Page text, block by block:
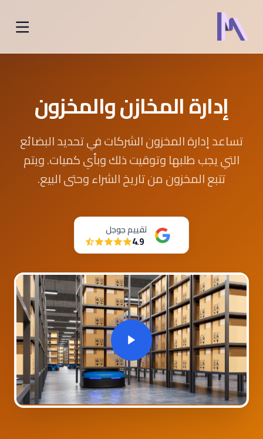
إدارة المخازن والمخزون
تساعد إدارة المخزون الشركات في تحديد البضائع
التي يجب طلبها وتوقيت ذلك وبأي كميات. ويتم
تتبع المخزون من تاريخ الشراء وحتى البيع.
تقييم جوجل
4.9